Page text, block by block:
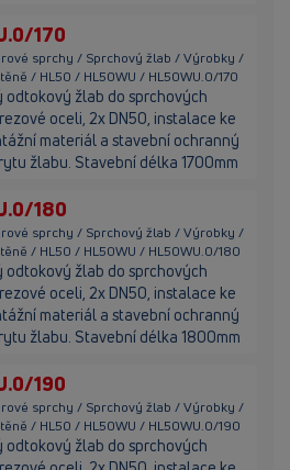
170
sprchy / Sprchový žlab / Výrobky /
/ HL50 / HL50WU / HL50WU.0/170
odtokový žlab do sprchových
oceli, 2x DN50, instalace ke
materiál a stavební ochranný
žlabu. Stavební délka 1700mm
180
sprchy / Sprchový žlab / Výrobky /
/ HL50 / HL50WU / HL50WU.0/180
odtokový žlab do sprchových
oceli, 2x DN50, instalace ke
materiál a stavební ochranný
žlabu. Stavební délka 1800mm
190
sprchy / Sprchový žlab / Výrobky /
/ HL50 / HL50WU / HL50WU.0/190
odtokový žlab do sprchových